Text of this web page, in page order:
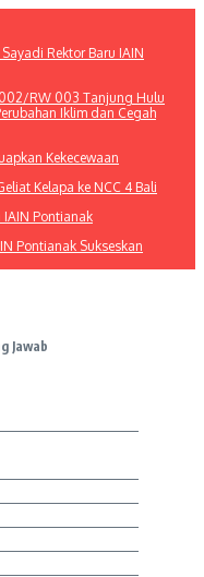
Rektor Baru IAIN
RW 003 Tanjung Hulu
Iklim dan Cegah
Kekecewaan
Kelapa ke NCC 4 Bali
IAIN Pontianak
Pontianak Sukseskan
Jawab